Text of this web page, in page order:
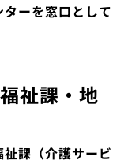
ーを窓口として
祉課・地
課（介護サービ